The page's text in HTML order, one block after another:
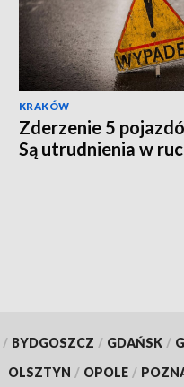
KRAKÓW
Zderzenie 5
Są utrudnienia w
/ BYDGOSZCZ / GDAŃSK /
OLSZTYN / OPOLE /